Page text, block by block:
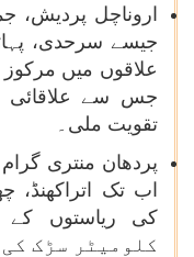
اروناچل پردیش،
جیسے سرحدی،
علاقوں میں مرکوز
جس سے علاقائی
تقویت ملی۔
پردھان منتری
اب تک
کلومیٹر سڑک